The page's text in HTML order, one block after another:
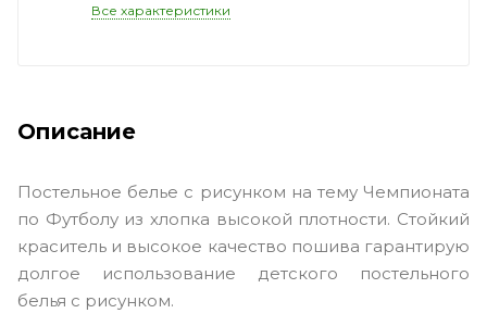
Все характеристики
Описание
Постельное белье с рисунком на тему Чемпионата
по Футболу из хлопка высокой плотности. Стойкий
краситель и высокое качество пошива гарантирую
долгое использование детского постельного
белья с рисунком.